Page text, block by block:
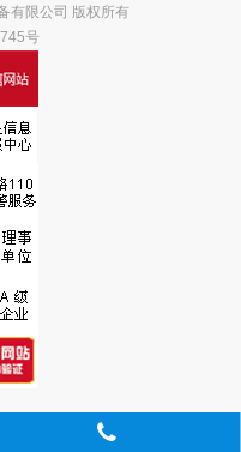
有限公司 版权所有
号